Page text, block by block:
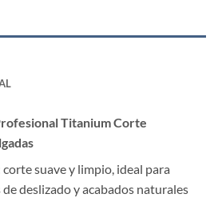
Titanium Corte
suave y limpio, ideal para
deslizado y acabados naturales